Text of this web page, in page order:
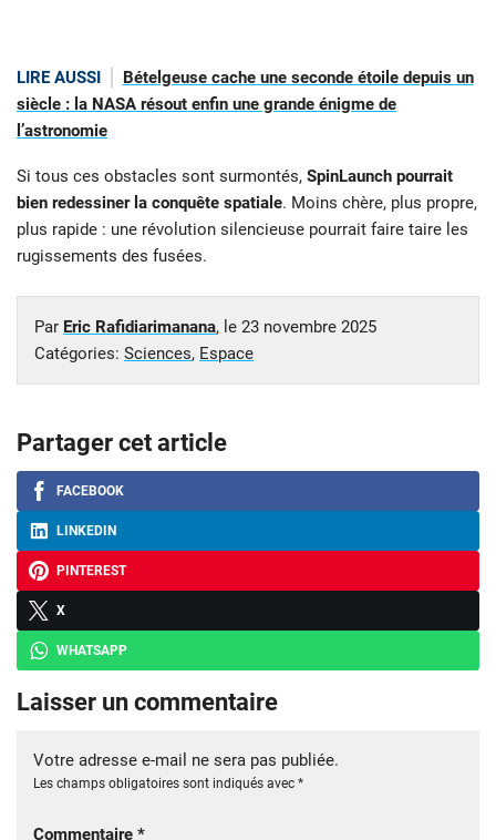
LIRE AUSSI
Bételgeuse cache une seconde étoile depuis un
siècle : la NASA résout enfin une grande énigme de
l’astronomie
Si tous ces obstacles sont surmontés, SpinLaunch pourrait
bien redessiner la conquête spatiale. Moins chère, plus propre,
plus rapide : une révolution silencieuse pourrait faire taire les
rugissements des fusées.
Par Eric Rafidiarimanana, le 23 novembre 2025
Catégories: Sciences, Espace
Partager cet article
FACEBOOK
LINKEDIN
PINTEREST
X
WHATSAPP
Laisser un commentaire
Votre adresse e-mail ne sera pas publiée.
Les champs obligatoires sont indiqués avec *
Commentaire *